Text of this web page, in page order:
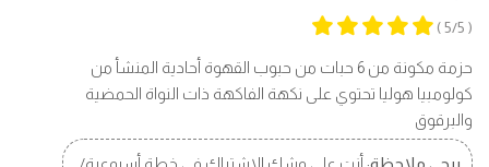
( 5/5 )
حزمة مكونة من 6 حبات من حبوب القهوة أحادية المنشأ من
كولومبيا هوليا تحتوي على نكهة الفاكهة ذات النواة الحمضية
والبرقوق
يرجى ملاحظة: أنت على وشك الاشتراك في خطة أسبوعية/